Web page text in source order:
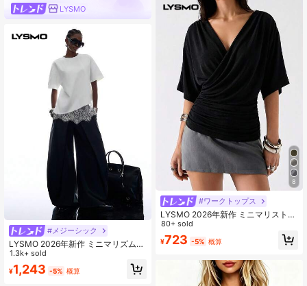
LYSMO
#メジーシック
LYSMO 2026年新作 ミニマリズム
夏 レディース カジュアル エレガン
ト レースパッチワーク ドロップショ
ルダー 半袖Tシャツ、ホワイトトッ
1.3k+ sold
¥1,243 -5% 概算
8
#ワークトップス
LYSMO 2026年新作 ミニマリスト春
夏レディース無地オーバーラップVネ
ック バットウィング 半袖カジュアル
Tシャツ ブラック
80+ sold
¥723 -5% 概算